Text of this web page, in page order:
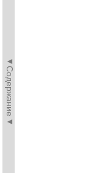
◄Содержание◄